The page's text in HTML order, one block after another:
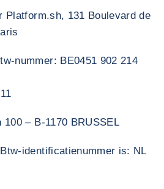
Platform.sh, 131 Boulevard de
nummer: BE0451 902 214
– B-1170 BRUSSEL
identificatienummer is: NL